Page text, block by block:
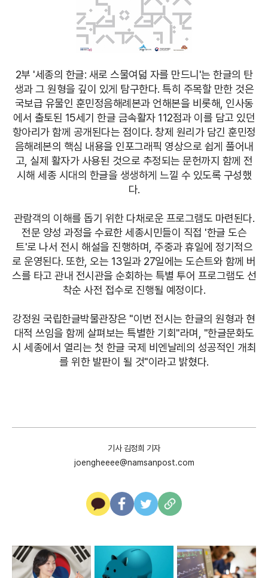
2부 '세종의 한글: 새로 스물여덟 자를 만드니'는 한글의 탄
생과 그 원형을 깊이 있게 탐구한다. 특히 주목할 만한 것은
국보급 유물인 훈민정음해례본과 언해본을 비롯해, 인사동
에서 출토된 15세기 한글 금속활자 112점과 이를 담고 있던
항아리가 함께 공개된다는 점이다. 창제 원리가 담긴 훈민정
음해례본의 핵심 내용을 인포그래픽 영상으로 쉽게 풀어내
고, 실제 활자가 사용된 것으로 추정되는 문헌까지 함께 전
시해 세종 시대의 한글을 생생하게 느낄 수 있도록 구성했
다.
관람객의 이해를 돕기 위한 다채로운 프로그램도 마련된다.
전문 양성 과정을 수료한 세종시민들이 직접 '한글 도슨
트'로 나서 전시 해설을 진행하며, 주중과 휴일에 정기적으
로 운영된다. 또한, 오는 13일과 27일에는 도슨트와 함께 버
스를 타고 관내 전시관을 순회하는 특별 투어 프로그램도 선
착순 사전 접수로 진행될 예정이다.
강정원 국립한글박물관장은 "이번 전시는 한글의 원형과 현
대적 쓰임을 함께 살펴보는 특별한 기회"라며, "한글문화도
시 세종에서 열리는 첫 한글 국제 비엔날레의 성공적인 개최
를 위한 발판이 될 것"이라고 밝혔다.
기사 김정희 기자
joengheeee@namsanpost.com
카
톡
페
북
트
U
복
사